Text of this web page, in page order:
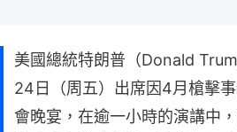
美國總統特朗普（Donald
24日（周五）出席因4月槍擊
會晚宴，在逾一小時的演講中